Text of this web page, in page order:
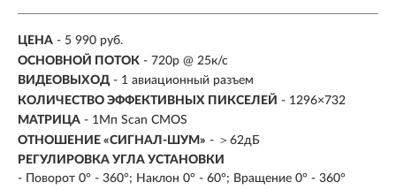
ЦЕНА - 5 990 руб.
ОСНОВНОЙ ПОТОК - 720p @ 25к/с
ВИДЕОВЫХОД - 1 авиационный разъем
КОЛИЧЕСТВО ЭФФЕКТИВНЫХ ПИКСЕЛЕЙ - 1296×732
МАТРИЦА - 1Мп Scan CMOS
ОТНОШЕНИЕ «СИГНАЛ-ШУМ» - ＞62дБ
РЕГУЛИРОВКА УГЛА УСТАНОВКИ
- Поворот 0° - 360°; Наклон 0° - 60°; Вращение 0° - 360°